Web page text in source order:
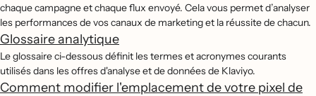
chaque campagne et chaque flux envoyé. Cela vous permet d’analyser
les performances de vos canaux de marketing et la réussite de chacun.
Glossaire analytique
Le glossaire ci-dessous définit les termes et acronymes courants
utilisés dans les offres d'analyse et de données de Klaviyo.
Comment modifier l'emplacement de votre pixel de